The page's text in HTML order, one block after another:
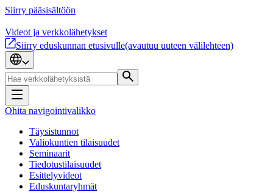
Siirry pääsisältöön
Videot ja verkkolähetykset
Siirry eduskunnan etusivulle(avautuu uuteen välilehteen)
Ohita navigointivalikko
Täysistunnot
Valiokuntien tilaisuudet
Seminaarit
Tiedotustilaisuudet
Esittelyvideot
Eduskuntaryhmät